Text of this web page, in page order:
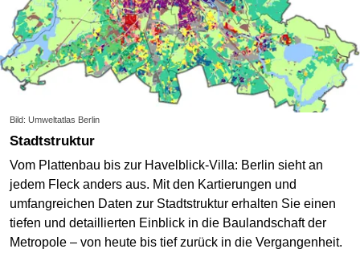
Bild: Umweltatlas Berlin
Stadtstruktur
Vom Plattenbau bis zur Havelblick-Villa: Berlin sieht an
jedem Fleck anders aus. Mit den Kartierungen und
umfangreichen Daten zur Stadtstruktur erhalten Sie einen
tiefen und detaillierten Einblick in die Baulandschaft der
Metropole – von heute bis tief zurück in die Vergangenheit.